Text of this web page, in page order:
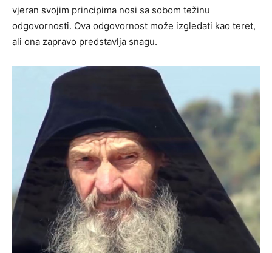
vjeran svojim principima nosi sa sobom težinu
odgovornosti. Ova odgovornost može izgledati kao teret,
ali ona zapravo predstavlja snagu.